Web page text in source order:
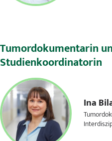
Tumordokumentarin
Studienkoordinatorin
Ina